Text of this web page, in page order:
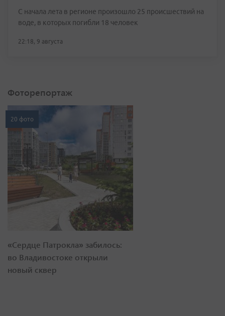
С начала лета в регионе произошло 25 происшествий на
воде, в которых погибли 18 человек
22:18, 9 августа
Фоторепортаж
20 фото
«Сердце Патрокла» забилось:
во Владивостоке открыли
новый сквер